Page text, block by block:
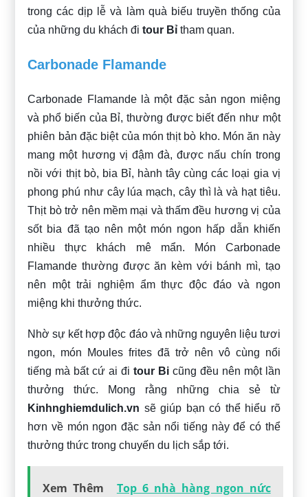
trong các dịp lễ và làm quà biếu truyền thống của
của những du khách đitour Bỉ tham quan.
Carbonade Flamande
Carbonade Flamande là một đặc sản ngon miệng
và phổ biến của Bỉ, thường được biết đến như một
phiên bản đặc biệt của món thịt bò kho. Món ăn này
mang một hương vị đậm đà, được nấu chín trong
nồi với thịt bò, bia Bỉ, hành tây cùng các loại gia vị
phong phú như cây lúa mạch, cây thì là và hạt tiêu.
Thịt bò trở nên mềm mại và thấm đều hương vị của
sốt bia đã tạo nên một món ngon hấp dẫn khiến
nhiều thực khách mê mẩn. Món Carbonade
Flamande thường được ăn kèm với bánh mì, tạo
nên một trải nghiệm ẩm thực độc đáo và ngon
miệng khi thưởng thức.
Nhờ sự kết hợp độc đáo và những nguyên liệu tươi
ngon, món Moules frites đã trở nên vô cùng nổi
tiếng mà bất cứ ai đi tour Bicũng đều nên một lần
thưởng thức. Mong rằng những chia sẻ từ
Kinhnghiemdulich.vn sẽ giúp bạn có thể hiểu rõ
hơn về món ngon đặc sản nổi tiếng này để có thể
thưởng thức trong chuyến du lịch sắp tới.
Xem Thêm
Top 6 nhà hàng ngon nức